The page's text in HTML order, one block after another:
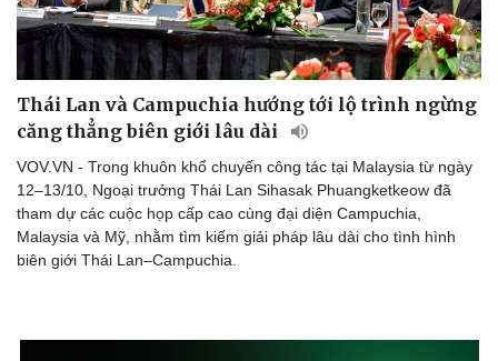
Thái Lan và Campuchia hướng tới lộ trình ngừng
căng thẳng biên giới lâu dài
VOV.VN - Trong khuôn khổ chuyến công tác tại Malaysia từ ngày
12–13/10, Ngoại trưởng Thái Lan Sihasak Phuangketkeow đã
tham dự các cuộc họp cấp cao cùng đại diện Campuchia,
Malaysia và Mỹ, nhằm tìm kiếm giải pháp lâu dài cho tình hình
biên giới Thái Lan–Campuchia.